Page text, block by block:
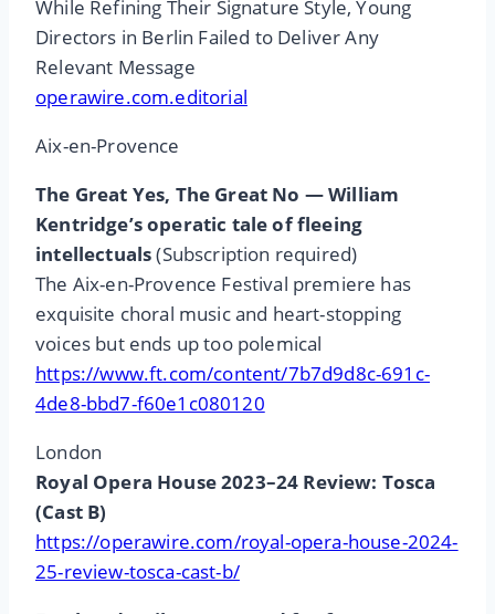
While Refining Their Signature Style, Young
Directors in Berlin Failed to Deliver Any
Relevant Message
operawire.com.editorial
Aix-en-Provence
The Great Yes, The Great No — William
Kentridge’s operatic tale of fleeing
intellectuals(Subscription required)
The Aix-en-Provence Festival premiere has
exquisite choral music and heart-stopping
voices but ends up too polemical
https://www.ft.com/content/7b7d9d8c-691c-
4de8-bbd7-f60e1c080120
London
Royal Opera House 2023–24 Review: Tosca
(Cast B)
https://operawire.com/royal-opera-house-2024-
25-review-tosca-cast-b/